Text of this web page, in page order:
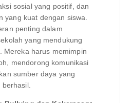
sosial yang positif, dan
yang kuat dengan siswa.
penting dalam
yang mendukung
Mereka harus memimpin
mendorong komunikasi
sumber daya yang